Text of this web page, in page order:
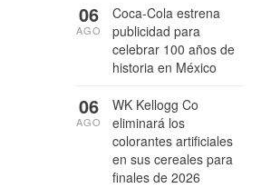
Coca-Cola estrena
publicidad para
celebrar 100 años de
historia en México
06
AGO
WK Kellogg Co
eliminará los
colorantes artificiales
en sus cereales para
finales de 2026
06
AGO